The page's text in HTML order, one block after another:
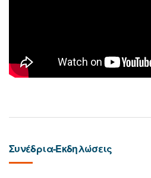
Συνέδρια-Εκδηλώσεις